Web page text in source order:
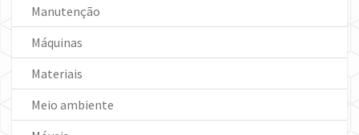
Manutenção
Máquinas
Materiais
Meio ambiente